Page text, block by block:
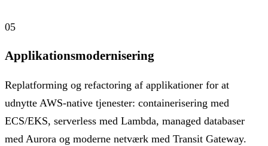
05
Applikationsmodernisering
Replatforming og refactoring af applikationer for at
udnytte AWS-native tjenester: containerisering med
ECS/EKS, serverless med Lambda, managed databaser
med Aurora og moderne netværk med Transit Gateway.